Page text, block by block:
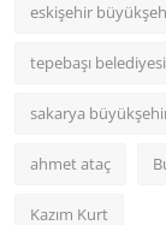
eskişehir
tepebaşı belediyesi
sakarya
ahmet ataç
Kazım Kurt